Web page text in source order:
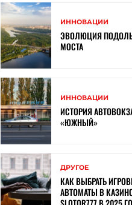
ИННОВАЦИИ
ЭВОЛЮЦИЯ
МОСТА
ИННОВАЦИИ
ИСТОРИЯ
«ЮЖНЫЙ»
ДРУГОЕ
КАК ВЫБРАТЬ
АВТОМАТЫ В